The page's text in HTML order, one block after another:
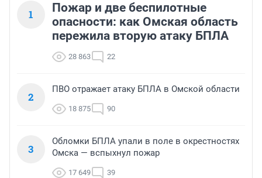
1
Пожар и две беспилотные
опасности: как Омская область
пережила вторую атаку БПЛА
28 863 22
2
ПВО отражает атаку БПЛА в Омской области
18 875 90
3
Обломки БПЛА упали в поле в окрестностях
Омска — вспыхнул пожар
17 649 39